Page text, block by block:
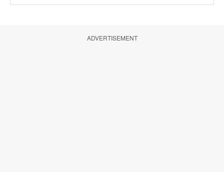
ADVERTISEMENT